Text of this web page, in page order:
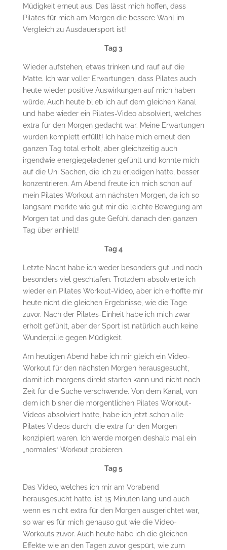
Müdigkeit erneut aus. Das lässt mich hoffen, dass
Pilates für mich am Morgen die bessere Wahl im
Vergleich zu Ausdauersport ist!
Tag 3
Wieder aufstehen, etwas trinken und rauf auf die
Matte. Ich war voller Erwartungen, dass Pilates auch
heute wieder positive Auswirkungen auf mich haben
würde. Auch heute blieb ich auf dem gleichen Kanal
und habe wieder ein Pilates-Video absolviert, welches
extra für den Morgen gedacht war. Meine Erwartungen
wurden komplett erfüllt! Ich habe mich erneut den
ganzen Tag total erholt, aber gleichzeitig auch
irgendwie energiegeladener gefühlt und konnte mich
auf die Uni Sachen, die ich zu erledigen hatte, besser
konzentrieren. Am Abend freute ich mich schon auf
mein Pilates Workout am nächsten Morgen, da ich so
langsam merkte wie gut mir die leichte Bewegung am
Morgen tat und das gute Gefühl danach den ganzen
Tag über anhielt!
Tag 4
Letzte Nacht habe ich weder besonders gut und noch
besonders viel geschlafen. Trotzdem absolvierte ich
wieder ein Pilates Workout-Video, aber ich erhoffte mir
heute nicht die gleichen Ergebnisse, wie die Tage
zuvor. Nach der Pilates-Einheit habe ich mich zwar
erholt gefühlt, aber der Sport ist natürlich auch keine
Wunderpille gegen Müdigkeit.
Am heutigen Abend habe ich mir gleich ein Video-
Workout für den nächsten Morgen herausgesucht,
damit ich morgens direkt starten kann und nicht noch
Zeit für die Suche verschwende. Von dem Kanal, von
dem ich bisher die morgentlichen Pilates Workout-
Videos absolviert hatte, habe ich jetzt schon alle
Pilates Videos durch, die extra für den Morgen
konzipiert waren. Ich werde morgen deshalb mal ein
„normales“ Workout probieren.
Tag 5
Das Video, welches ich mir am Vorabend
herausgesucht hatte, ist 15 Minuten lang und auch
wenn es nicht extra für den Morgen ausgerichtet war,
so war es für mich genauso gut wie die Video-
Workouts zuvor. Auch heute habe ich die gleichen
Effekte wie an den Tagen zuvor gespürt, wie zum